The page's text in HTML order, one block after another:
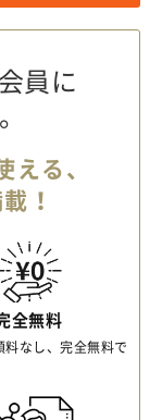
員に
る、
！
全無料
なし、完全無料で